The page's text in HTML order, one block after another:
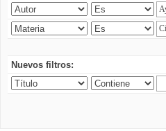
Nuevos filtros: